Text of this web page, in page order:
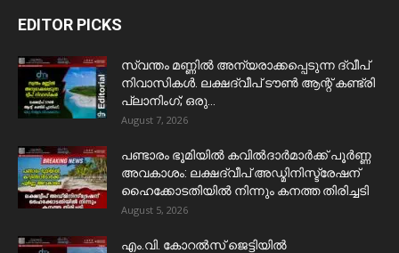
EDITOR PICKS
സ്വന്തം മണ്ണിൽ അന്യരാക്കപ്പെടുന്ന ദ്വീപ്
നിവാസികൾ. ലക്ഷദ്വീപ് ടൗൺ ആന്റ് കണ്ട്രി
പ്ലാനിംഗ്; ഒരു...
August 7, 2026
പണ്ടാരം ഭൂമിയിൽ കവിൽദാർമാർക്ക് പൂർണ്ണ
അവകാശം: ലക്ഷദ്വീപ് അഡ്മിനിസ്ട്രേഷന്
ഹൈക്കോടതിയിൽ നിന്നും കനത്ത തിരിച്ചടി
August 5, 2026
​എം.വി. കോറൽസ് ജെട്ടിയിൽ